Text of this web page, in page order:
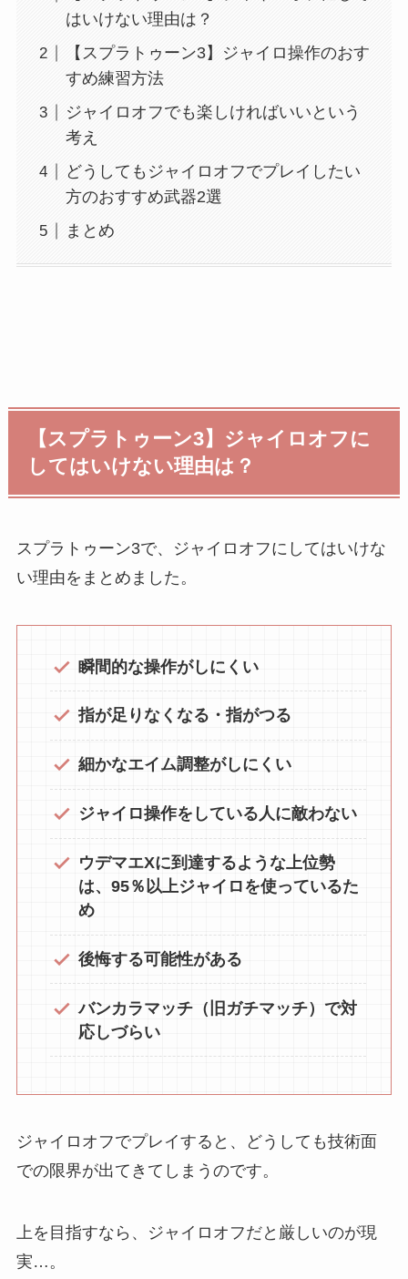
はいけない理由は？
【スプラトゥーン3】ジャイロ操作のおす
すめ練習方法
ジャイロオフでも楽しければいいという
考え
どうしてもジャイロオフでプレイしたい
方のおすすめ武器2選
まとめ
【スプラトゥーン3】ジャイロオフに
してはいけない理由は？
スプラトゥーン3で、ジャイロオフにしてはいけな
い理由をまとめました。
瞬間的な操作がしにくい
指が足りなくなる・指がつる
細かなエイム調整がしにくい
ジャイロ操作をしている人に敵わない
ウデマエXに到達するような上位勢
は、95％以上ジャイロを使っているた
め
後悔する可能性がある
バンカラマッチ（旧ガチマッチ）で対
応しづらい
ジャイロオフでプレイすると、どうしても技術面
での限界が出てきてしまうのです。
上を目指すなら、ジャイロオフだと厳しいのが現
実…。